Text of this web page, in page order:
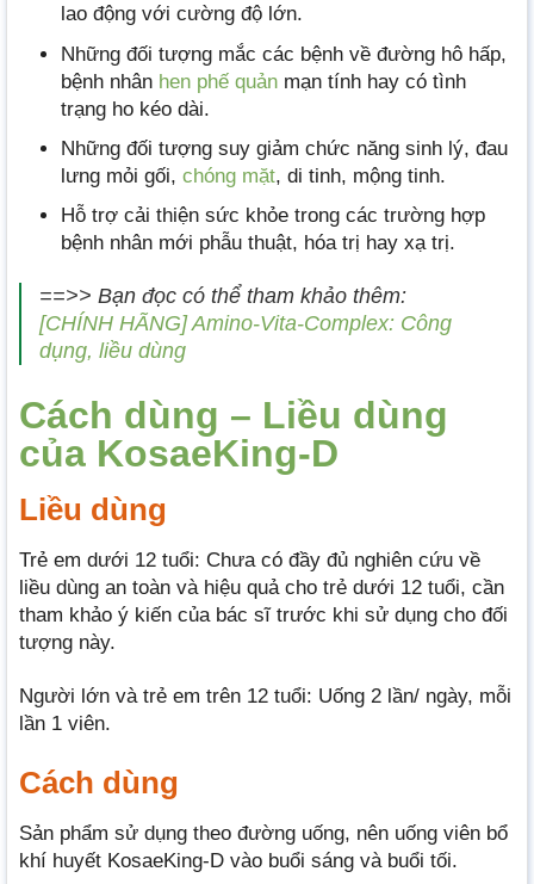
lao động với cường độ lớn.
Những đối tượng mắc các bệnh về đường hô hấp,
bệnh nhân hen phế quản mạn tính hay có tình
trạng ho kéo dài.
Những đối tượng suy giảm chức năng sinh lý, đau
lưng mỏi gối, chóng mặt, di tinh, mộng tinh.
Hỗ trợ cải thiện sức khỏe trong các trường hợp
bệnh nhân mới phẫu thuật, hóa trị hay xạ trị.
==>> Bạn đọc có thể tham khảo thêm:
[CHÍNH HÃNG] Amino-Vita-Complex: Công
dụng, liều dùng
Cách dùng – Liều dùng
của KosaeKing-D
Liều dùng
Trẻ em dưới 12 tuổi: Chưa có đầy đủ nghiên cứu về
liều dùng an toàn và hiệu quả cho trẻ dưới 12 tuổi, cần
tham khảo ý kiến của bác sĩ trước khi sử dụng cho đối
tượng này.
Người lớn và trẻ em trên 12 tuổi: Uống 2 lần/ ngày, mỗi
lần 1 viên.
Cách dùng
Sản phẩm sử dụng theo đường uống, nên uống viên bổ
khí huyết KosaeKing-D vào buổi sáng và buổi tối.